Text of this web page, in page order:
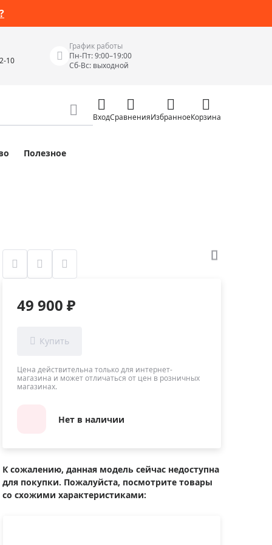
10
График работы
Пн-Пт: 9:00–19:00
Сб-Вс: выходной
Измерительные инструменты
Приборы неразрушающего контроля
Приборы теплового контроля
Детекторы проводки
Измерители параметров окружающей
среды
Видеоэндоскопы
Нивелиры оптические
Металлоискатели
ВходСравненияИзбранноеКорзина
Полезное
49 900 ₽
Цена действительна только для интернет-
магазина и может отличаться от цен в розничных
магазинах.
Нет в наличии
К сожалению, данная модель сейчас недоступна
для покупки. Пожалуйста, посмотрите товары
со схожими характеристиками: